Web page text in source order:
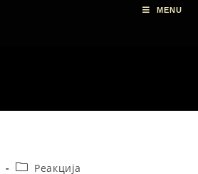
MENU
Реакција